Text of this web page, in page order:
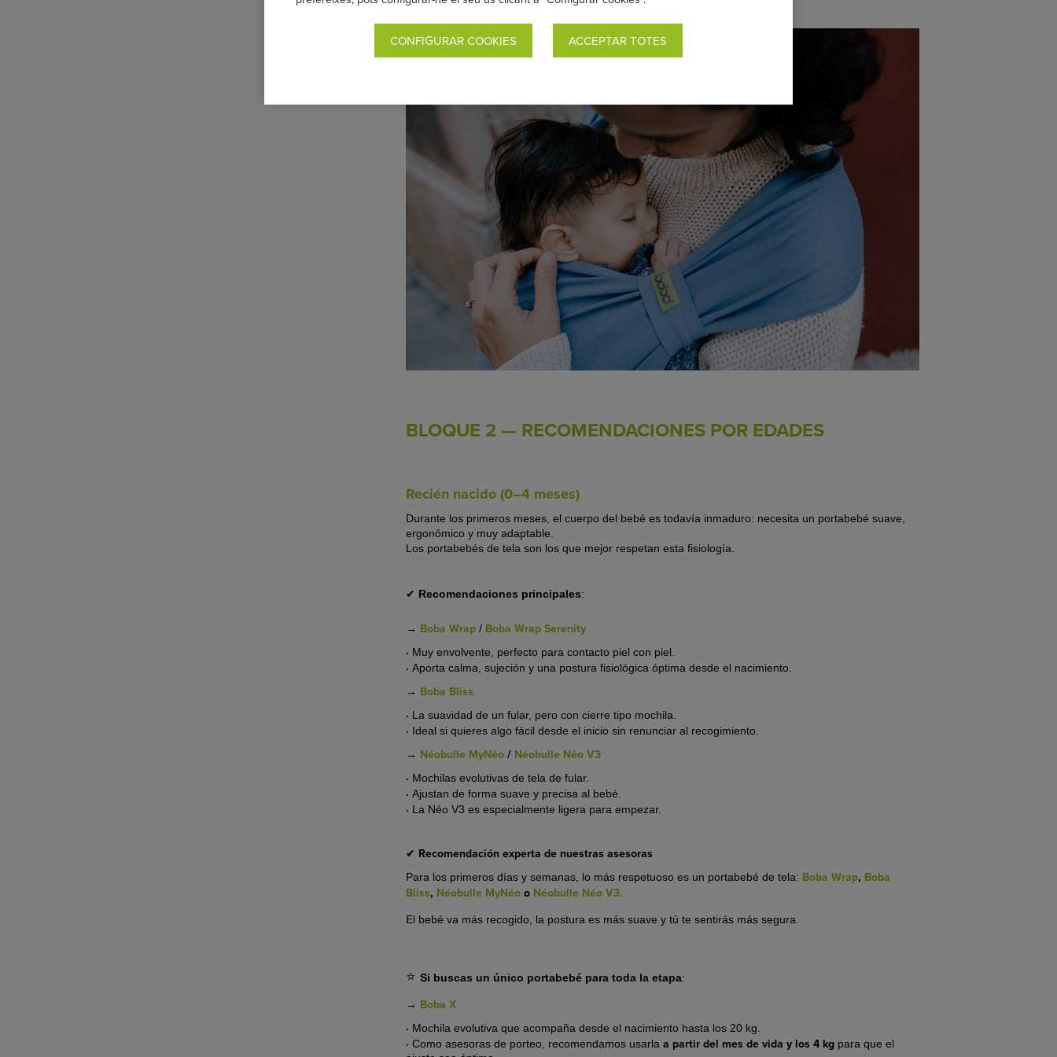
BLOQUE 2 — RECOMENDACIONES POR EDADES
Recién nacido (0–4 meses)
Durante los primeros meses, el cuerpo del bebé es todavía inmaduro: necesita un portabebésuave,
ergonómico y muy adaptable
Los portabebés de tela son los que mejor respetan esta fisiología.
✔ Recomendaciones principales:
→ Boba Wrap / Boba Wrap Serenity
· Muy envolvente, perfecto para contacto piel con piel.
· Aporta calma, sujeción y una postura fisiológica óptima desde el nacimiento.
→ Boba Bliss
· La suavidad de un fular, pero con cierre tipo mochila.
· Ideal si quieres algo fácil desde el inicio sin renunciar al recogimiento.
→ Néobulle MyNéo / Néobulle Néo V3
· Mochilas evolutivas de tela de fular.
· Ajustan de forma suave y precisa al bebé.
· La Néo V3 es especialmente ligera para empezar.
✔ Recomendación experta de nuestras asesoras
Para los primeros días y semanas, lo más respetuoso es un portabebé de tela: Boba Wrap, Boba
Bliss, Néobulle MyNéo o Néobulle Néo V3
El bebé va más recogido, la postura es más suave y tú te sentirás más segura.
⭐Si buscas un único portabebé para toda la etapa:
→ Boba X
· Mochila evolutiva que acompaña desde el nacimiento hasta los 20 kg.
·Como asesoras de porteo, recomendamos usarlaa partir del mes de vida y los 4 kg para que el
CONFIGURAR COOKIES ACCEPTAR TOTES